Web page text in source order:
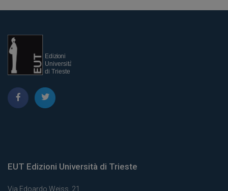
EUT Edizioni Università di Trieste
Via Edoardo Weiss, 21